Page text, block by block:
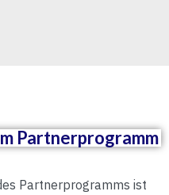
Partnerprogramm
Partnerprogramms ist